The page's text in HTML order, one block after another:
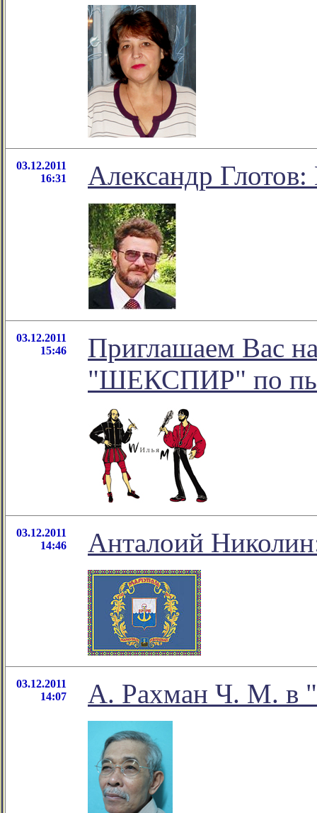
03.12.2011
16:31
Александр
03.12.2011
15:46
Приглашаем Вас
"ШЕКСПИР" по
03.12.2011
14:46
Анталоий
03.12.2011
14:07
А. Рахман Ч. М. в